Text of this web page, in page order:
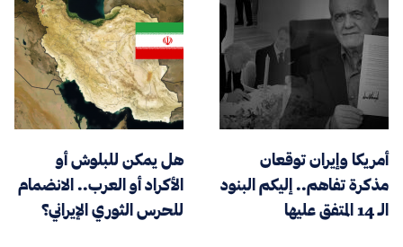
أمريكا وإيران توقعان
مذكرة تفاهم.. إليكم البنود
الـ 14 المتفق عليها
هل يمكن للبلوش أو
الأكراد أو العرب.. الانضمام
للحرس الثوري الإيراني؟